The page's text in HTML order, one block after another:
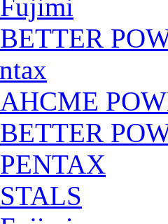
Fujimi
BETTER
AHCME
BETTER
PENTAX
STALS